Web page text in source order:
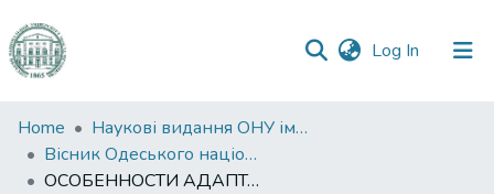
Log In (current)
Communities
&
Collections
Home
Наукові видання ОНУ імені І. І. Мечникова
Вісник Одеського національного університету. Біологія
ОСОБЕННОСТИ АДАПТАЦИОННОГО ДЕЙСТВИЯ СПИРУЛИНЫ И ЕЕ МУТАНТНЫХ ШТАММОВ В УСЛОВИЯХ СТРЕССА